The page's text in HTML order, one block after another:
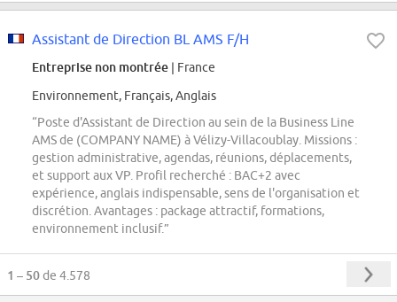
Assistant de Direction BL AMS F/H
Entreprise non montrée | France
Environnement, Français, Anglais
“Poste d'Assistant de Direction au sein de la Business Line
AMS de (COMPANY NAME) à Vélizy-Villacoublay. Missions :
gestion administrative, agendas, réunions, déplacements,
et support aux VP. Profil recherché : BAC+2 avec
expérience, anglais indispensable, sens de l'organisation et
discrétion. Avantages : package attractif, formations,
environnement inclusif.”
1 – 50de 4.578